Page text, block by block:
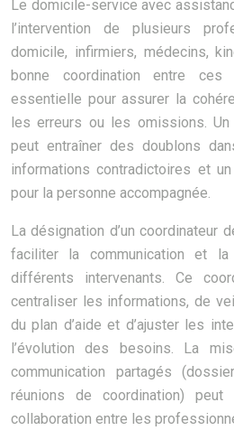
Le domicile-service avec
l’intervention de plusieurs
domicile, infirmiers, médecins,
bonne coordination entre
essentielle pour assurer la
les erreurs ou les omissions. Un
peut entraîner des doublons
informations contradictoires et
pour la personne accompagnée.
La désignation d’un coordinateur
faciliter la communication et
différents intervenants. Ce
centraliser les informations, de
du plan d’aide et d’ajuster les
l’évolution des besoins. La
communication partagés
réunions de coordination) peut
collaboration entre les